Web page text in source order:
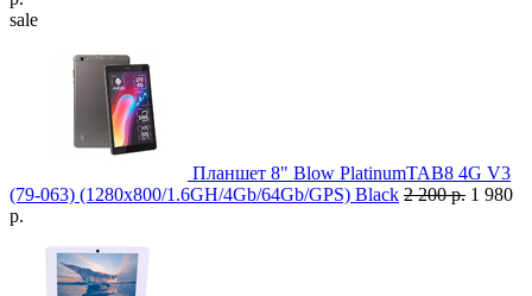
sale
Планшет 8" Blow PlatinumTAB8 4G V3
(79-063) (1280x800/1.6GH/4Gb/64Gb/GPS) Black 2 200 р. 1 980
р.